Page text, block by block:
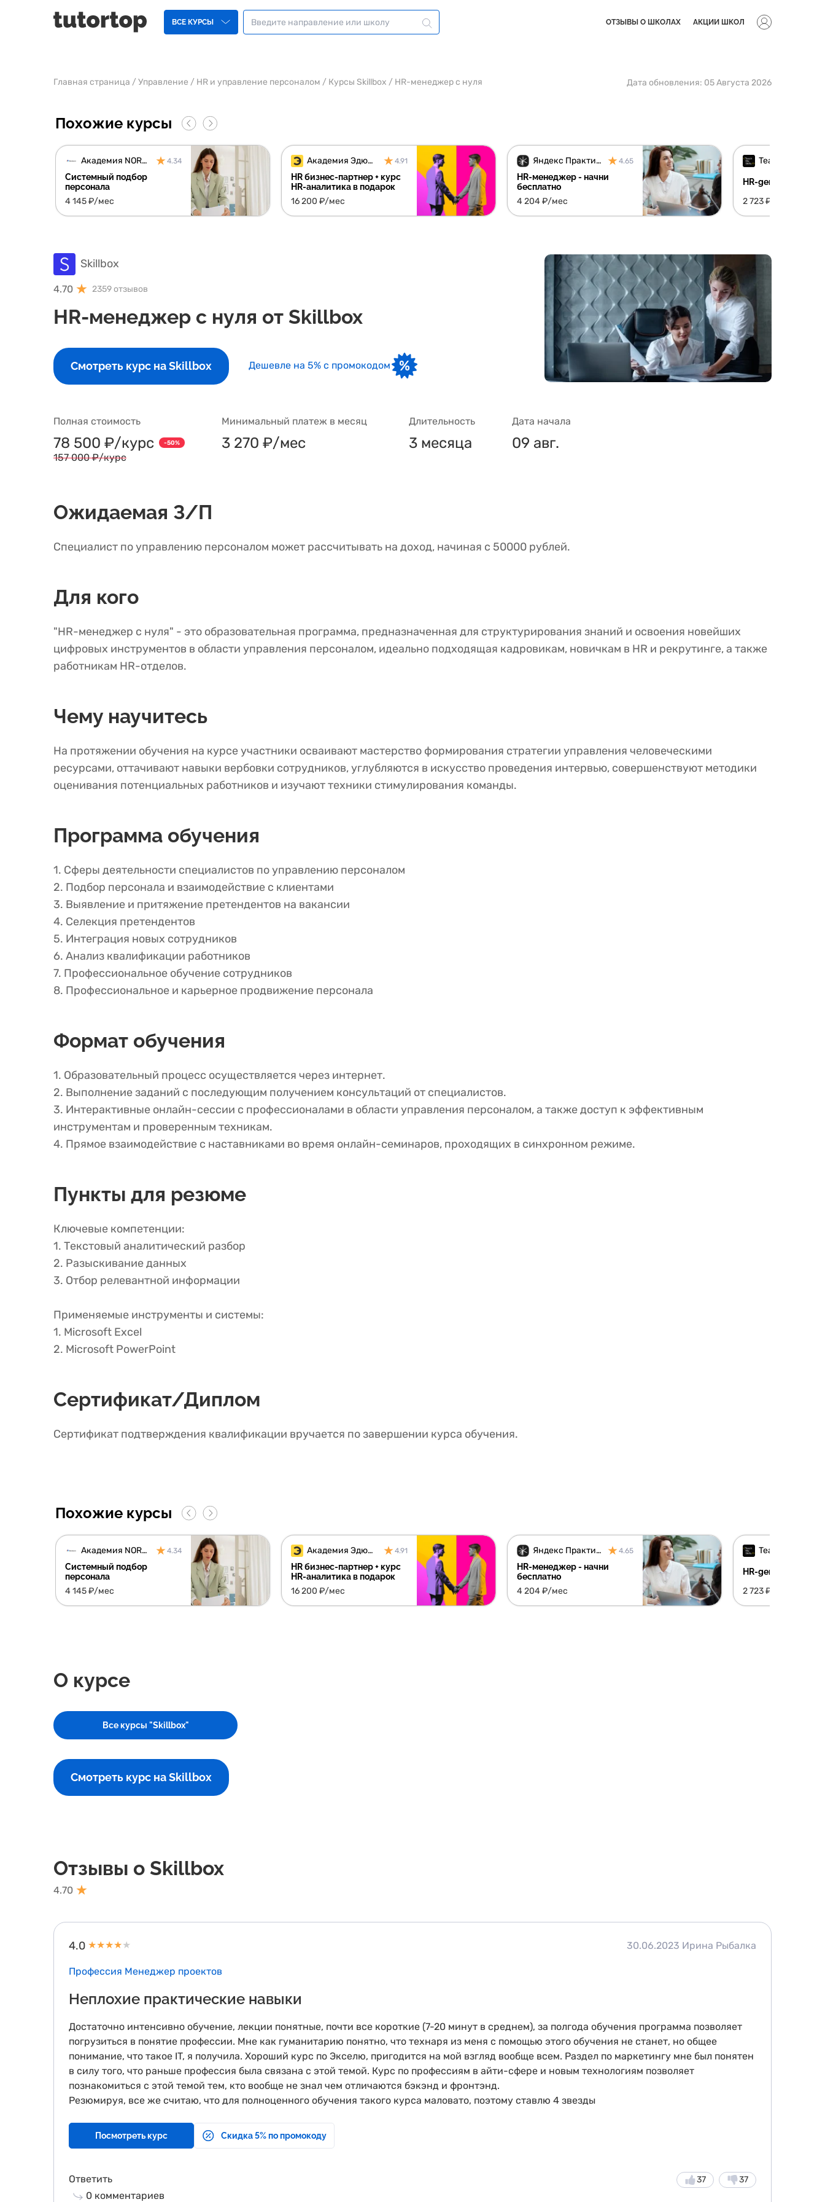
ВСЕ КУРСЫ ОТЗЫВЫ О ШКОЛАХ АКЦИИ ШКОЛ
Главная страница /Управление / HR и управление персоналом / Курсы Skillbox / HR-менеджер с нуля Дата обновления: 05 Августа 2026
Похожие курсы
Академия NORDCORE 4.34
Системный подбор
персонала
4 145 ₽/мес
Академия Эдюсон 4.91
HR бизнес-партнер + курс
HR-аналитика в подарок
16 200 ₽/мес
Яндекс Практикум 4.65
HR-менеджер - начни
бесплатно
4 204 ₽/мес
TeachMeSkills
HR-generalist
2 723 ₽/мес
Skillbox
4.70 2359 отзывов
HR-менеджер с нуля от Skillbox
Смотреть курс на Skillbox Дешевле на 5% с промокодом
Полная стоимость
157 000 ₽/курс
78 500 ₽/курс -50%
Минимальный платеж в месяц
3 270 ₽/мес
Длительность
3 месяца
Дата начала
09 авг.
Ожидаемая З/П
Специалист по управлению персоналом может рассчитывать на доход, начиная с 50000 рублей.
Для кого
"HR-менеджер с нуля" - это образовательная программа, предназначенная для структурирования знаний и освоения новейших
цифровых инструментов в области управления персоналом, идеально подходящая кадровикам, новичкам в HR и рекрутинге, а также
работникам HR-отделов.
Чему научитесь
На протяжении обучения на курсе участники осваивают мастерство формирования стратегии управления человеческими
ресурсами, оттачивают навыки вербовки сотрудников, углубляются в искусство проведения интервью, совершенствуют методики
оценивания потенциальных работников и изучают техники стимулирования команды.
Программа обучения
1. Сферы деятельности специалистов по управлению персоналом
2. Подбор персонала и взаимодействие с клиентами
3. Выявление и притяжение претендентов на вакансии
4. Селекция претендентов
5. Интеграция новых сотрудников
6. Анализ квалификации работников
7. Профессиональное обучение сотрудников
8. Профессиональное и карьерное продвижение персонала
Формат обучения
1. Образовательный процесс осуществляется через интернет.
2. Выполнение заданий с последующим получением консультаций от специалистов.
3. Интерактивные онлайн-сессии с профессионалами в области управления персоналом, а также доступ к эффективным
инструментам и проверенным техникам.
4. Прямое взаимодействие с наставниками во время онлайн-семинаров, проходящих в синхронном режиме.
Пункты для резюме
Ключевые компетенции:
1. Текстовый аналитический разбор
2. Разыскивание данных
3. Отбор релевантной информации
Применяемые инструменты и системы:
1. Microsoft Excel
2. Microsoft PowerPoint
Сертификат/Диплом
Сертификат подтверждения квалификации вручается по завершении курса обучения.
Похожие курсы
Академия NORDCORE 4.34
Системный подбор
персонала
4 145 ₽/мес
Академия Эдюсон 4.91
HR бизнес-партнер + курс
HR-аналитика в подарок
16 200 ₽/мес
Яндекс Практикум 4.65
HR-менеджер - начни
бесплатно
4 204 ₽/мес
TeachMeSkills
HR-generalist
2 723 ₽/мес
О курсе
Все курсы "Skillbox"
Смотреть курс на Skillbox
Отзывы о Skillbox
4.70
4.0 ★★★★★ 30.06.2023 Ирина Рыбалка
Профессия Менеджер проектов
Неплохие практические навыки
Достаточно интенсивно обучение, лекции понятные, почти все короткие (7-20 минут в среднем), за полгода обучения программа позволяет
погрузиться в понятие профессии. Мне как гуманитарию понятно, что технаря из меня с помощью этого обучения не станет, но общее
понимание, что такое IT, я получила. Хороший курс по Экселю, пригодится на мой взгляд вообще всем. Раздел по маркетингу мне был понятен
в силу того, что раньше профессия была связана с этой темой. Курс по профессиям в айти-сфере и новым технологиям позволяет
познакомиться с этой темой тем, кто вообще не знал чем отличаются бэкэнд и фронтэнд.
Резюмируя, все же считаю, что для полноценного обучения такого курса маловато, поэтому ставлю 4 звезды
Посмотреть курс Скидка 5% по промокоду
Ответить
0 комментариев
37
37